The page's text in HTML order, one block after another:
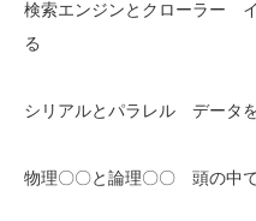
検索エンジンとクローラー
る
シリアルとパラレル データ
物理〇〇と論理〇〇 頭の中